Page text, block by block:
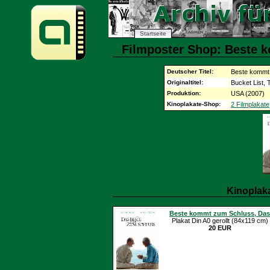
Startseite
Filmposter Shop: Beste
Deutscher Titel: Beste
Originaltitel: Bucket List,
Produktion: USA (2007)
Kinoplakate-Shop: 2 Filmplakate
Beste kommt zum Schluss, Das
Plakat Din A0 gerollt (84x119 cm)
20 EUR